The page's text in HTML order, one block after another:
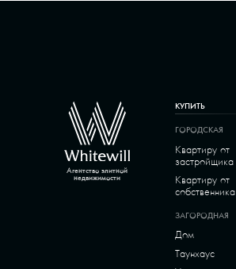
Агентство элитной
недвижимости
КУПИТЬ
ГОРОДСКАЯ
Квартиру от
застройщика
Квартиру от
собственника
ЗАГОРОДНАЯ
Дом
Таунхаус